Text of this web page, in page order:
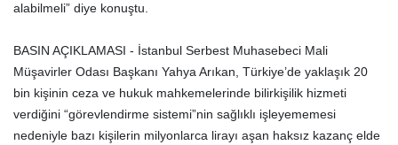
alabilmeli” diye konuştu.
BASIN AÇIKLAMASI - İstanbul Serbest Muhasebeci Mali
Müşavirler Odası Başkanı Yahya Arıkan, Türkiye’de yaklaşık 20
bin kişinin ceza ve hukuk mahkemelerinde bilirkişilik hizmeti
verdiğini “görevlendirme sistemi”nin sağlıklı işleyememesi
nedeniyle bazı kişilerin milyonlarca lirayı aşan haksız kazanç elde